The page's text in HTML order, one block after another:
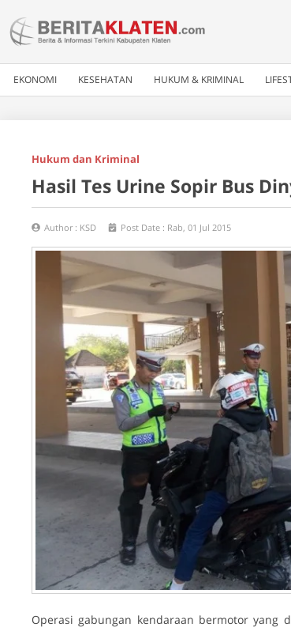
EKONOMI KESEHATAN HUKUM & KRIMINAL
Hukum dan Kriminal
Hasil Tes Urine Sopir Bus
Author : KSD Post Date : Rab, 01 Jul 2015
Operasi gabungan kendaraan bermotor yang